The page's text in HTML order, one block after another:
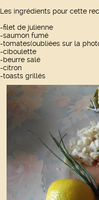
Les ingrédients pour cette
-filet de julienne
-saumon fumé
-tomates(oubliées sur la
-ciboulette
-beurre salé
-citron
-toasts grillés